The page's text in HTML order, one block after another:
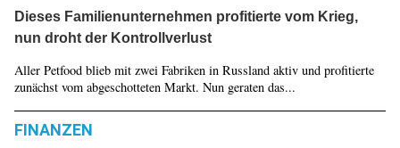
Dieses Familienunternehmen profitierte vom Krieg,
nun droht der Kontrollverlust
Aller Petfood blieb mit zwei Fabriken in Russland aktiv und profitierte
zunächst vom abgeschotteten Markt. Nun geraten das...
FINANZEN